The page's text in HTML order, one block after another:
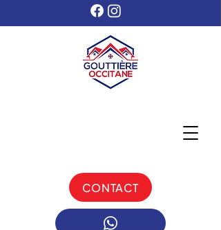
CONTACT